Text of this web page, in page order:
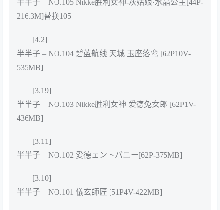
半半子 – NO.105 Nikke胜利女神-灰姑娘·水晶公主[44P-
216.3M]替换105
[4.2]
半半子 – NO.104 碧蓝航线 天城 玉座落鸾 [62P10V-
535MB]
[3.19]
半半子 – NO.103 Nikke胜利女神 爱德兔女郎 [62P1V-
436MB]
[3.11]
半半子 – NO.102 愛德ェントバニー[62P-375MB]
[3.10]
半半子 – NO.101 儀玄師匠 [51P4V-422MB]